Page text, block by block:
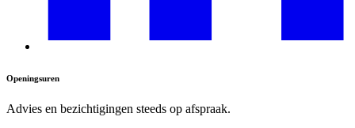
Openingsuren
Advies en bezichtigingen steeds op afspraak.